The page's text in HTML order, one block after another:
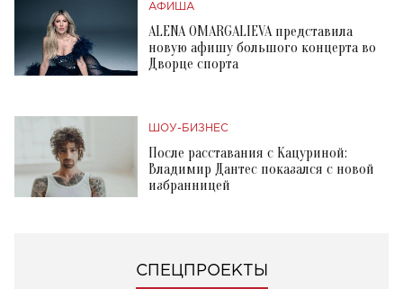
АФИША
ALENA OMARGALIEVA представила
новую афишу большого концерта во
Дворце спорта
ШОУ-БИЗНЕС
После расставания с Кацуриной:
Владимир Дантес показался с новой
избранницей
СПЕЦПРОЕКТЫ